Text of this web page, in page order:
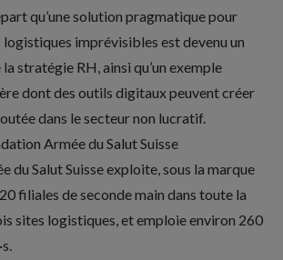
qu’une solution pragmatique pour
imprévisibles est devenu un
stratégie RH, ainsi qu’un exemple
dont des outils digitaux peuvent créer
dans le secteur non lucratif.
Armée du Salut Suisse
du Salut Suisse exploite, sous la marque
filiales de seconde main dans toute la
sites logistiques, et emploie environ 260